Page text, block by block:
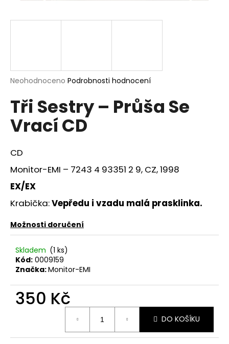
Průměrné
produktu
0,0
z
hvězdiček.
Neohodnoceno Podrobnosti hodnocení
Tři Sestry – Průša Se
Vrací CD
CD
Monitor-EMI – 7243 4 93351 2 9, CZ, 1998
EX/EX
Krabička:Vepředu i vzadu malá prasklinka.
Možnosti doručení
Skladem (1 ks)
Kód: 0009159
Značka:Monitor-EMI
350 Kč
DO KOŠÍKU
j
?
o
p
r
u
č
e
m
e